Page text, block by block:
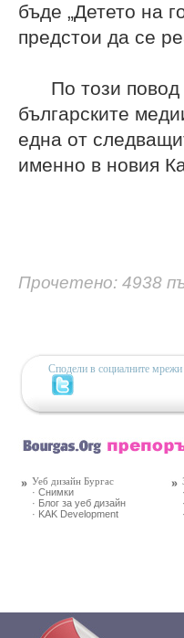
бъде „Детето на
предстои да се
По този повод
българските
една от
именно в новия
Прочетено: 4938
Сподели в социалните мрежи
Уеб дизайн Бургас
· Снимки
· Блог за уеб дизайн
· KAK Development